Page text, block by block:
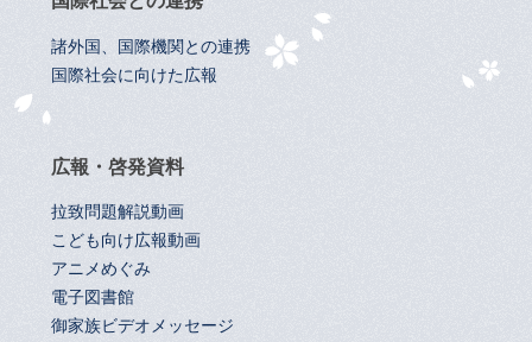
諸外国、国際機関との連携
国際社会に向けた広報
広報・啓発資料
拉致問題解説動画
こども向け広報動画
アニメめぐみ
電子図書館
御家族ビデオメッセージ